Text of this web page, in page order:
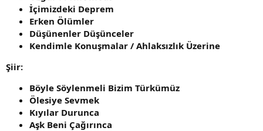
İçimizdeki Deprem
Erken Ölümler
Düşünenler Düşünceler
Kendimle Konuşmalar / Ahlaksızlık Üzerine
Şiir:
Böyle Söylenmeli Bizim Türkümüz
Ölesiye Sevmek
Kıyılar Durunca
Aşk Beni Çağırınca